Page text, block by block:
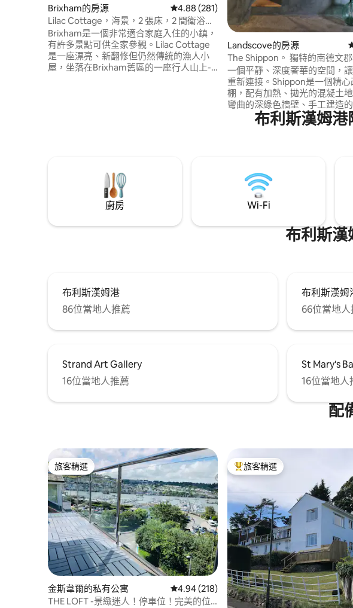
Brixham的房源 從 281 則評價中獲得 4.88 的平均評分（滿分 5
4.88 (281)
Lilac Cottage，海景，2 張床，2 間衛浴，
WiFi
Brixham是一個非常適合家庭入住的小鎮，
有許多景點可供全家參觀。Lilac Cottage
是一座漂亮、新翻修但仍然傳統的漁人小
屋，坐落在Brixham舊區的一座行人山上-
Landscove的房源
The Shippon。 獨特的南德文
地。
一個平靜、深度奢華的空間，
重新連接。Shippon是一個精
棚，配有加熱、拋光的混凝土
彎曲的深綠色牆壁、手工建造
暖的閱讀角落和天然材料。羊
沙發、古董斯堪的納維亞原木
睡得比多年來都好。
布利斯漢姆
廚房 Wi-Fi
布利斯漢
布利斯漢姆港
86位當地人推薦
布利斯漢姆
66位當地人
Strand Art Gallery
16位當地人推薦
St Mary's
16位當地人
配
旅客精選
旅客精選
金斯韋爾的私有公寓 從 218 則評價中獲得 4.94 的平均評分（滿分 5
4.94 (218)
THE LOFT -景緻迷人！停車位！完美的位
旅客精選榜首
旅客精選